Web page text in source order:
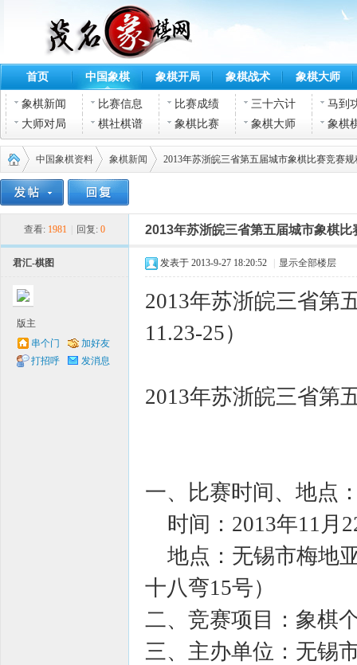
首页 中国象棋 象棋开局 象棋战术 象棋大师
象棋新闻 比赛信息 比赛成绩 三十六计
马到
大师对局
棋社棋谱 象棋比赛 象棋大师 象棋
中国象棋资料
›
象棋新闻
›
2013年苏浙皖三省第五届城市象棋比赛竞赛
查看: 1981 回复: 0 2013年苏浙皖三省第五届城市象棋
君汇-棋图
版主
串个门
加好友
打招呼
发消息
发表于 2013-9-27 18:20:52 显示全部楼层
2013年苏浙皖三省第
11.23-25）
2013年苏浙皖三省第
一、比赛时间、地点
时间：2013年11月
地点：无锡市梅地
十八弯15号）
二、竞赛项目：象棋
三、主办单位：无锡